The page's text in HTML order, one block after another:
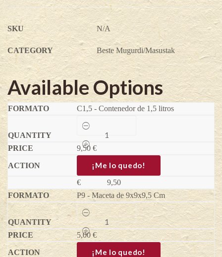
SKU N/A
CATEGORY Beste Mugurdi/Masustak
Available Options
C1,5 - Contenedor de 1,5 litros
Wineberry
Rubus
phoenicolasius
quantity
9,50 €
¡Me lo quedo!
€
9,50
P9 - Maceta de 9x9x9,5 Cm
Wineberry
Rubus
phoenicolasius
quantity
5,00€
¡Me lo quedo!